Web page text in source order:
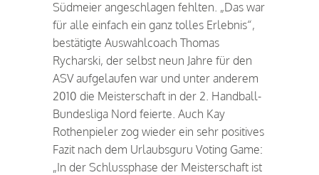
Südmeier angeschlagen fehlten. „Das war
für alle einfach ein ganz tolles Erlebnis“,
bestätigte Auswahlcoach Thomas
Rycharski, der selbst neun Jahre für den
ASV aufgelaufen war und unter anderem
2010 die Meisterschaft in der 2. Handball-
Bundesliga Nord feierte. Auch Kay
Rothenpieler zog wieder ein sehr positives
Fazit nach dem Urlaubsguru Voting Game:
„In der Schlussphase der Meisterschaft ist